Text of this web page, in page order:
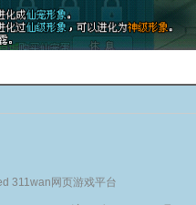
311wan网页游戏平台